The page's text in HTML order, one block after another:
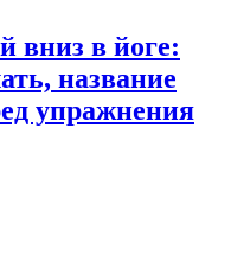
вниз в йоге:
название
упражнения